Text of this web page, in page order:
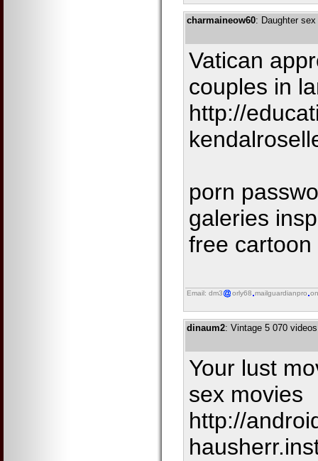
charmaineow60: Daughter
Vatican
couples in
http://
porn
galeries
free
Email: dm3 orly68 mailguardianpro
dinaum2: Vintage 5 070
Your lust
sex movies
http://